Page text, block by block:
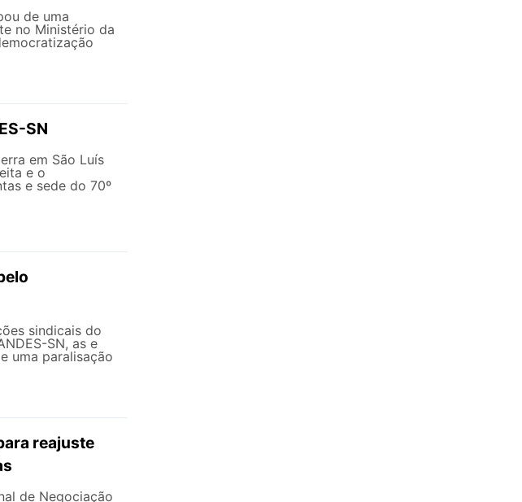
de uma
no Ministério da
SN
em São Luís
e o
e sede do 70º
sindicais do
SN, as e
uma paralisação
reajuste
de Negociação